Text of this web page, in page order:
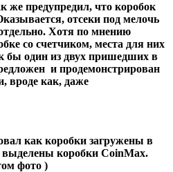
же предупредил, что коробок
отсеки под мелочь
Хотя по мнению
со счетчиком, места для них
бы один из двух пришедших в
и продемонстрирован
вроде как, даже
как коробки загружены в
коробки CoinMax.
фото )